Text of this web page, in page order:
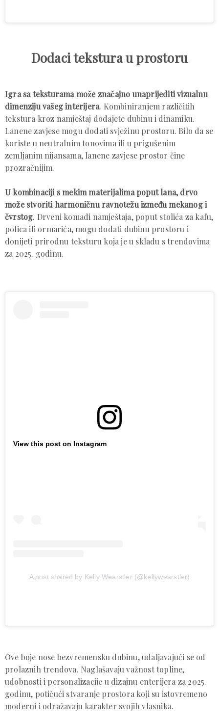
Dodaci tekstura u prostoru
Igra sa teksturama može značajno unaprijediti vizualnu
dimenziju vašeg interijera. Kombiniranjem različitih
tekstura kroz namještaj dodajete dubinu i dinamiku.
Lanene zavjese mogu dodati svježinu prostoru. Bilo da se
koriste u neutralnim tonovima ili u prigušenim
zemljanim nijansama, lanene zavjese prostor čine
prozračnijim.
U kombinaciji s mekim materijalima poput lana, drvo
može stvoriti harmoničnu ravnotežu između mekanog i
čvrstog. Drveni komadi namještaja, poput stolića za kafu,
polica ili ormarića, mogu dodati dubinu prostoru i
donijeti prirodnu teksturu koja je u skladu s trendovima
za 2025. godinu.
View this post on Instagram
A post shared by Kelly Wearstler (@kellywearstler)
Ove boje nose bezvremensku dubinu, udaljavajući se od
prolaznih trendova. Naglašavaju važnost topline,
udobnosti i personalizacije u dizajnu enterijera za 2025.
godinu, potičući stvaranje prostora koji su istovremeno
moderni i odražavaju karakter svojih vlasnika.